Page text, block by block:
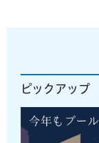
ピックアップ